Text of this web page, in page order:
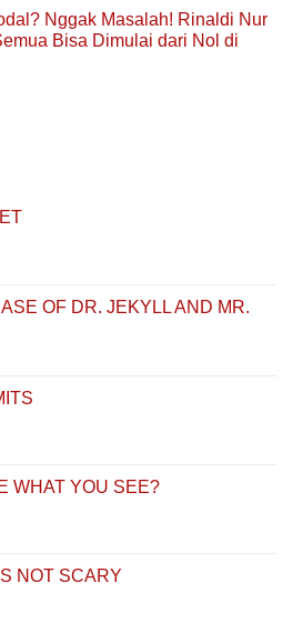
Nggak Masalah! Rinaldi Nur
Bisa Dimulai dari Nol di
OF DR. JEKYLL AND MR.
WHAT YOU SEE?
NOT SCARY